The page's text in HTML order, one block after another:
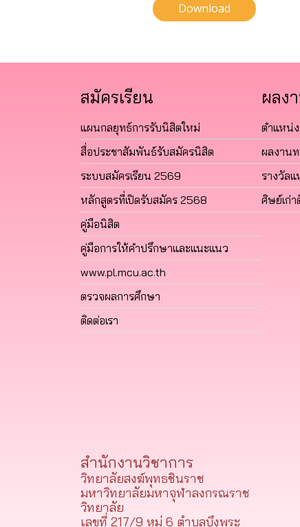
Download
สมัครเรียน
แผนกลยุทธ์การรับนิสิตใหม่
สื่อประชาสัมพันธ์รับสมัครนิสิต
ระบบสมัครเรียน 2569
หลักสูตรที่เปิดรับสมัคร 2568
คู่มือนิสิต
คู่มือการให้คำปรึกษาและแนะแนว
www.pl.mcu.ac.th
ตรวจผลการศึกษา
ติดต่อเรา
ผลง
ตำแหน่
ผลงาน
รางวัล
ศิษย์เก่า
สำนักงานวิชาการ
วิทยาลัยสงฆ์พุทธชินราช
มหาวิทยาลัยมหาจุฬาลงกรณราช
วิทยาลัย
เลขที่ 217/9 หมู่ 6 ตำบลบึงพระ